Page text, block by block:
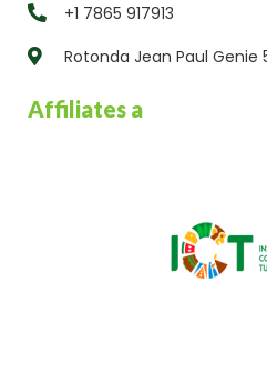
+1 7865 917913
Rotonda Jean Paul Genie
Affiliates a